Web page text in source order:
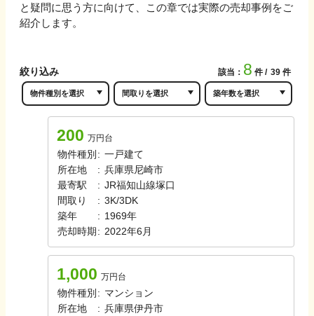
と疑問に思う方に向けて、この章では実際の売却事例をご
紹介します。
絞り込み 該当： 8 件 39 件
200 万円台
物件種別 : 一戸建て
所在地
: 兵庫県尼崎市
最寄駅
: JR福知山線塚口
間取り
: 3K/3DK
築年
: 1969年
売却時期 : 2022年6月
1,000 万円台
物件種別 : マンション
所在地
: 兵庫県伊丹市